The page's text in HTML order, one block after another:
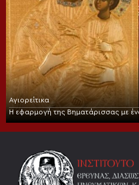
Αγιορείτικα
Η εφαρμογή της Βηματάρισσας με